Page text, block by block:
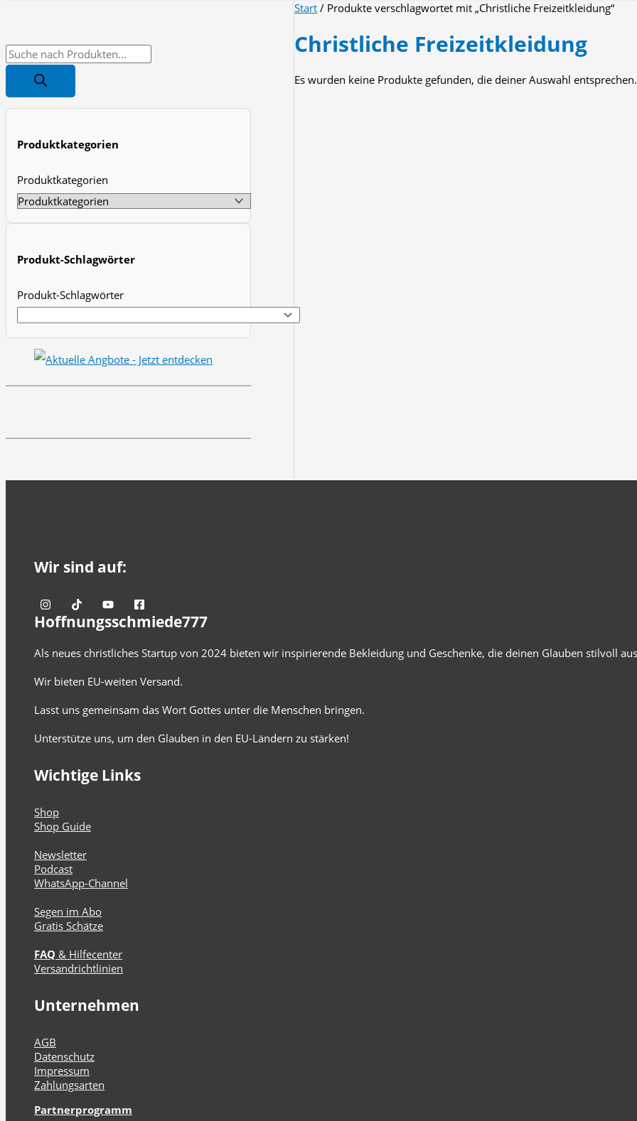
P
o
s
Produktkategorien
Produktkategorien
Produkt-Schlagwörter
Produkt-Schlagwörter
Start / Produkte verschlagwortet mit „Christliche Freizeitkleidung“
Christliche Freizeitkleidung
Es wurden keine Produkte gefunden, die deiner Auswahl entsprechen.
Wir sind auf:
Hoffnungsschmiede777
Als neues christliches Startup von 2024 bieten wir inspirierende Bekleidung und Geschenke, die deinen Glauben stilvoll
Wir bieten EU-weiten Versand.
Lasst uns gemeinsam das Wort Gottes unter die Menschen bringen.
Unterstütze uns, um den Glauben in den EU-Ländern zu stärken!
Wichtige Links
Shop
Shop Guide
Newsletter
Podcast
WhatsApp-Channel
Segen im Abo
Gratis Schätze
FAQ & Hilfecenter
Versandrichtlinien
Unternehmen
AGB
Datenschutz
Impressum
Zahlungsarten
Partnerprogramm